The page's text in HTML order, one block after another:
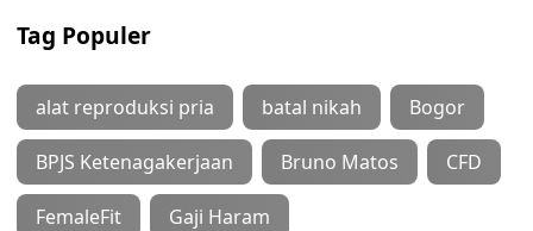
Tag Populer
alat reproduksi pria batal nikah Bogor
BPJS Ketenagakerjaan Bruno Matos CFD
FemaleFit Gaji Haram